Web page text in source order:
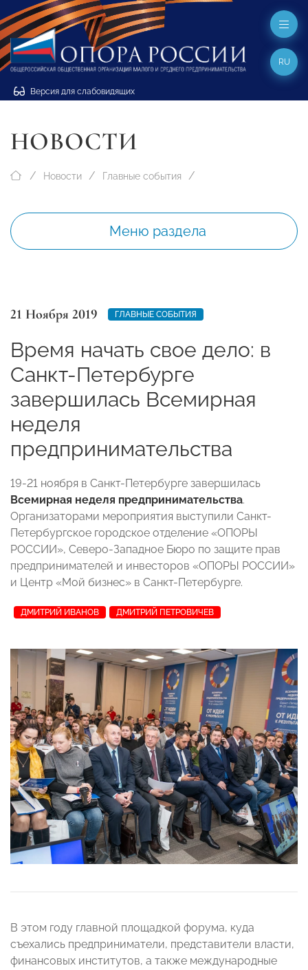
Версия для слабовидящих
RU
НОВОСТИ
Новости Главные события
Меню раздела
21 Ноября 2019 ГЛАВНЫЕ СОБЫТИЯ
Время начать свое дело: в
Санкт-Петербурге
завершилась Всемирная
неделя
предпринимательства
19-21 ноября в Санкт-Петербурге завершилась
Всемирная неделя предпринимательства.
Организаторами мероприятия выступили Санкт-
Петербургское городское отделение «ОПОРЫ
РОССИИ», Северо-Западное Бюро по защите прав
предпринимателей и инвесторов «ОПОРЫ РОССИИ»
и Центр «Мой бизнес» в Санкт-Петербурге.
ДМИТРИЙ ИВАНОВ ДМИТРИЙ ПЕТРОВИЧЕВ
В этом году главной площадкой форума, куда
съехались предприниматели, представители власти,
финансовых институтов, а также международные